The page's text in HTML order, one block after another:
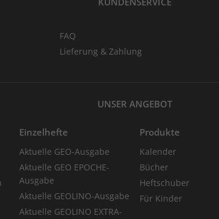
FAQ
Lieferung & Zahlung
UNSER ANGEBOT
Einzelhefte
Aktuelle GEO-Ausgabe
Aktuelle GEO EPOCHE-
Ausgabe
Aktuelle GEOLINO-Ausgabe
Aktuelle GEOLINO EXTRA-
Produkte
Kalender
Bücher
Heftschuber
Für Kinder